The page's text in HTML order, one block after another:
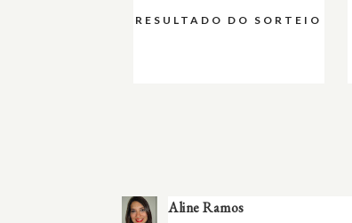
RESULTADO DO SORTEIO
Aline Ramos